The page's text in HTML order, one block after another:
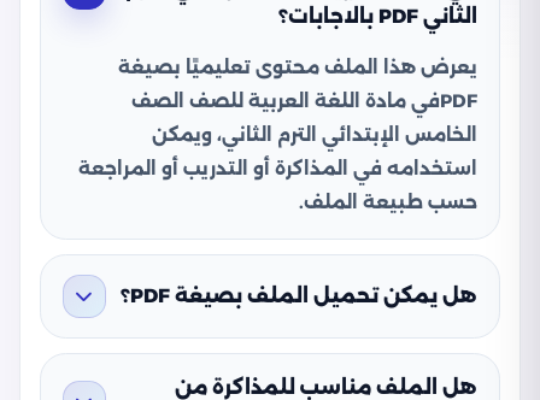
الثاني PDF بالاجابات؟
يعرض هذا الملف محتوى تعليميًا بصيغة
PDFفي مادة اللغة العربية للصف الصف
الخامس الإبتدائي الترم الثاني، ويمكن
استخدامه في المذاكرة أو التدريب أو المراجعة
حسب طبيعة الملف.
هل يمكن تحميل الملف بصيغة PDF؟
هل الملف مناسب للمذاكرة من